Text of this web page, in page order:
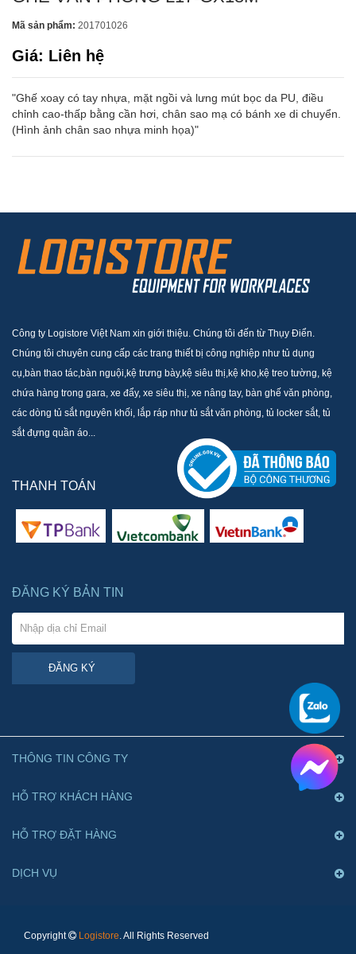
Mã sản phẩm: 201701026
Giá: Liên hệ
"Ghế xoay có tay nhựa, mặt ngồi và lưng mút bọc da PU, điều
chỉnh cao-thấp bằng cần hơi, chân sao mạ có bánh xe di chuyển.
(Hình ảnh chân sao nhựa minh họa)"
Công ty Logistore Việt Nam xin giới thiệu. Chúng tôi đến từ Thụy Điển.
Chúng tôi chuyên cung cấp các trang thiết bị công nghiệp như tủ dụng
cụ,bàn thao tác,bàn nguội,kệ trưng bày,kệ siêu thị,kệ kho,kệ treo tường, kệ
chứa hàng trong gara, xe đẩy, xe siêu thị, xe nâng tay, bàn ghế văn phòng,
các dòng tủ sắt nguyên khối, lắp ráp như tủ sắt văn phòng, tủ locker sắt, tủ
sắt đựng quần áo...
THANH TOÁN
ĐĂNG KÝ BẢN TIN
ĐĂNG KÝ
THÔNG TIN CÔNG TY
HỖ TRỢ KHÁCH HÀNG
HỖ TRỢ ĐẶT HÀNG
DỊCH VỤ
Copyright Logistore. All Rights Reserved